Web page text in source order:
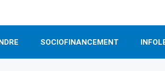
SOCIOFINANCEMENT